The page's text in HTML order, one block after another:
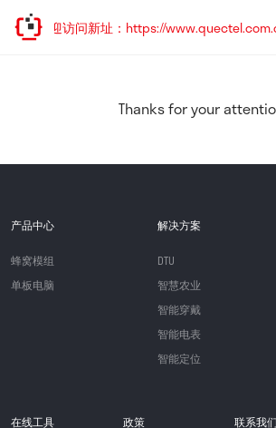
移，欢迎访问新址：https://
Thanks for your
产品中心
蜂窝模组
单板电脑
解决方案
DTU
智慧农业
智能穿戴
智能电表
智能定位
在线工具 政策 联系我们